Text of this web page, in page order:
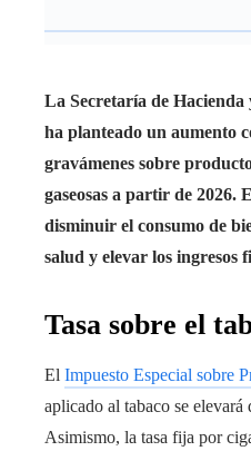
La Secretaría de
ha planteado un aumento
gravámenes sobre
gaseosas a partir de 2026.
disminuir el consumo de
salud y elevar los ingresos
Tasa sobre el
El Impuesto Especial sobre
aplicado al tabaco se
Asimismo, la tasa fija por